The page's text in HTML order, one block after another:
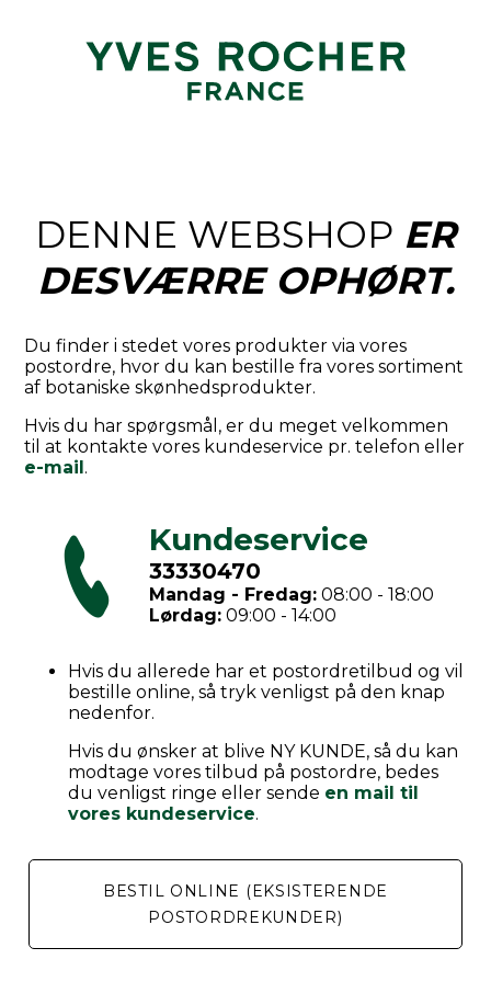
DENNE WEBSHOP ER
DESVÆRRE OPHØRT.
Du finder i stedet vores produkter via vores
postordre, hvor du kan bestille fra vores sortiment
af botaniske skønhedsprodukter.
Hvis du har spørgsmål, er du meget velkommen
til at kontakte vores kundeservice pr. telefon eller
e-mail.
Kundeservice
33330470
Mandag - Fredag:08:00 - 18:00
Lørdag:09:00 - 14:00
Hvis du allerede har et postordretilbud og vil
bestille online, så tryk venligst på den knap
nedenfor.
Hvis du ønsker at blive NY KUNDE, så du kan
modtage vores tilbud på postordre, bedes
du venligst ringe eller sende en mail til
vores kundeservice.
BESTIL ONLINE (EKSISTERENDE
POSTORDREKUNDER)